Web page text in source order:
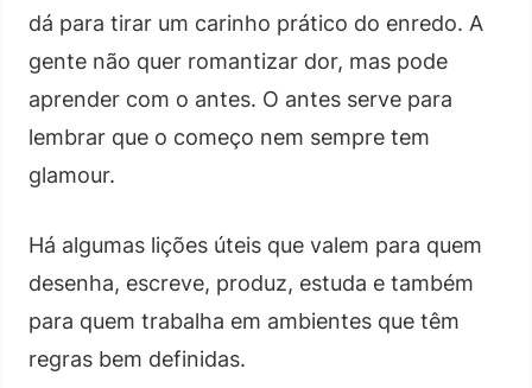
dá para tirar um carinho prático do enredo. A
gente não quer romantizar dor, mas pode
aprender com o antes. O antes serve para
lembrar que o começo nem sempre tem
glamour.
Há algumas lições úteis que valem para quem
desenha, escreve, produz, estuda e também
para quem trabalha em ambientes que têm
regras bem definidas.